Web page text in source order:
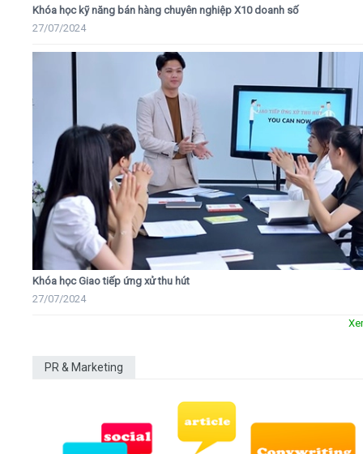
Khóa học kỹ năng bán hàng chuyên nghiệp X10 doanh số
27/07/2024
Khóa học Giao tiếp ứng xử thu hút
27/07/2024
PR & Marketing